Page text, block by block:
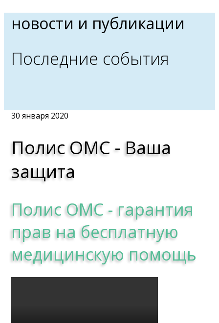
новости и публикации
Последние события
30 января 2020
Полис ОМС - Ваша
защита
Полис ОМС - гарантия
прав на бесплатную
медицинскую помощь